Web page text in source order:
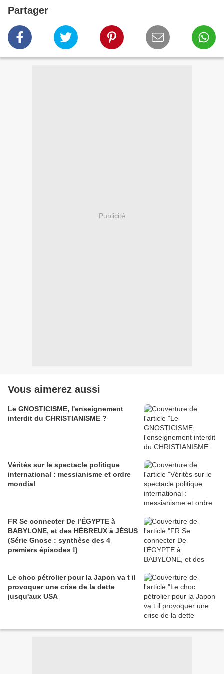
Partager
Publicité
Vous aimerez aussi
Le GNOSTICISME, l'enseignement
interdit du CHRISTIANISME ?
Vérités sur le spectacle politique
international : messianisme et ordre
mondial
FR Se connecter De l’ÉGYPTE à
BABYLONE, et des HÉBREUX à JÉSUS
(Série Gnose : synthèse des 4
premiers épisodes !)
Le choc pétrolier pour la Japon va t il
provoquer une crise de la dette
jusqu'aux USA